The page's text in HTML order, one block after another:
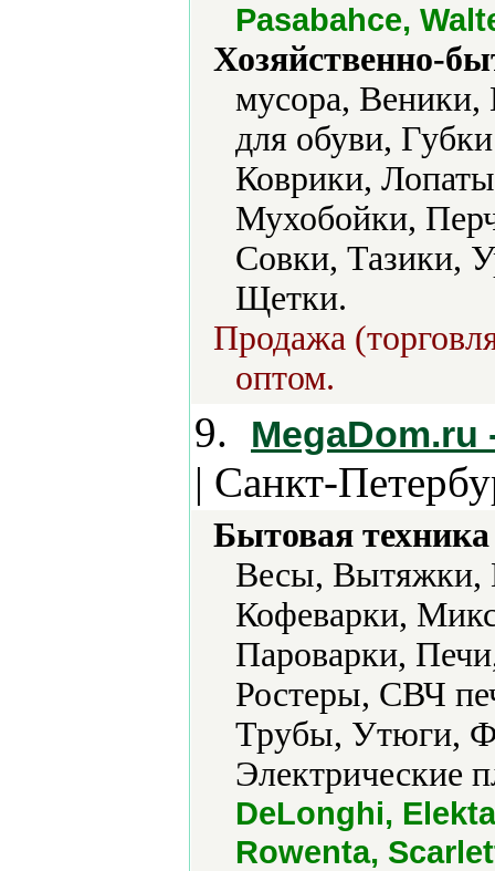
Pasabahce,
Хозяйственно-
мусора, Веники,
для обуви,
Коврики,
Мухобойки,
Совки, Тазики,
Щетки.
Продажа
оптом.
9.
| Санкт-
Бытовая
Весы, Вытяжки,
Кофеварки,
Пароварки,
Ростеры, СВЧ
Трубы, Утюги,
Электрические
DeLonghi,
Rowenta,